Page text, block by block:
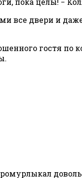
все двери и
гостя по